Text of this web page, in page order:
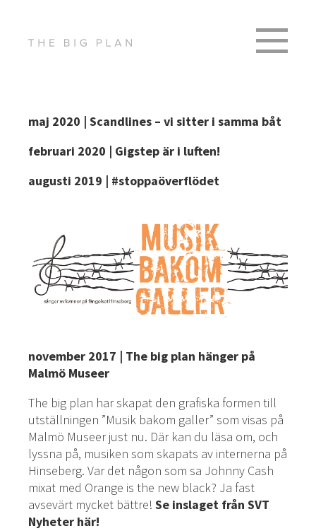
maj 2020 | Scandlines – vi sitter i samma båt
februari 2020 | Gigstep är i luften!
augusti 2019 | #stoppaöverflödet
november 2017 | The big plan hänger på
Malmö Museer
The big plan har skapat den grafiska formen till
utställningen ”Musik bakom galler” som visas på
Malmö Museer just nu. Där kan du läsa om, och
lyssna på, musiken som skapats av internerna på
Hinseberg. Var det någon som sa Johnny Cash
mixat med Orange is the new black? Ja fast
avsevärt mycket bättre! Se inslaget från SVT
Nyheter här!